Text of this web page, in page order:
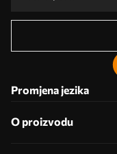
Promjena jezika
O proizvodu